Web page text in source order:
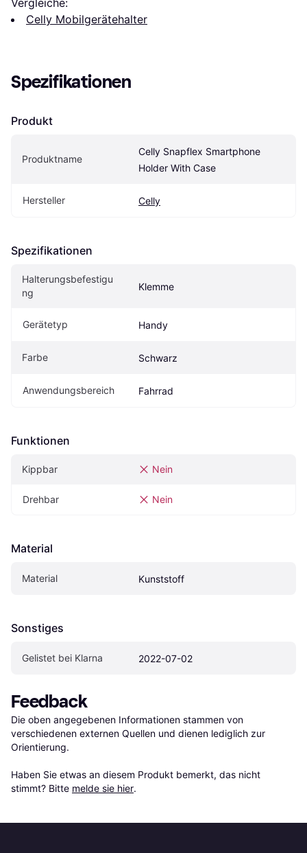
Celly Mobilgerätehalter
Spezifikationen
Produkt
Produktname
Celly Snapflex Smartphone
Holder With Case
Hersteller Celly
Spezifikationen
Halterungsbefestigu
ng
Klemme
Gerätetyp Handy
Farbe Schwarz
Anwendungsbereich Fahrrad
Funktionen
Kippbar Nein
Drehbar Nein
Material
Material Kunststoff
Sonstiges
Gelistet bei Klarna 2022-07-02
Feedback
Die oben angegebenen Informationen stammen von
verschiedenen externen Quellen und dienen lediglich zur
Orientierung.
Haben Sie etwas an diesem Produkt bemerkt, das nicht
stimmt? Bitte melde sie hier.